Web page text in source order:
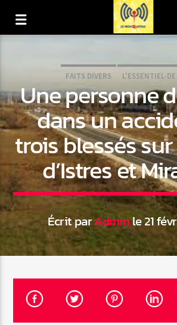
En ce moment
Titre
Artiste
FAITS DIVERS L'ESSENTIEL-
Une personne
dans un
trois blessés
d’Istres et
Écrit parAdminle 21